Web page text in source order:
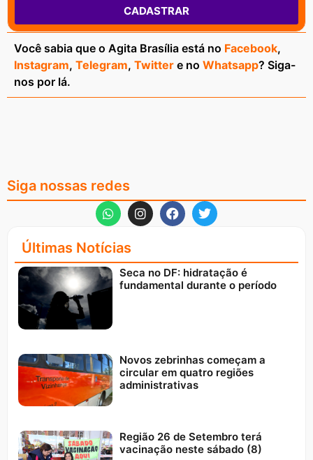
CADASTRAR
Você sabia que o Agita Brasília está no Facebook,
Instagram, Telegram, Twitter e no Whatsapp? Siga-
nos por lá.
Siga nossas redes
Últimas Notícias
Seca no DF: hidratação é
fundamental durante o período
Novos zebrinhas começam a
circular em quatro regiões
administrativas
Região 26 de Setembro terá
vacinação neste sábado (8)